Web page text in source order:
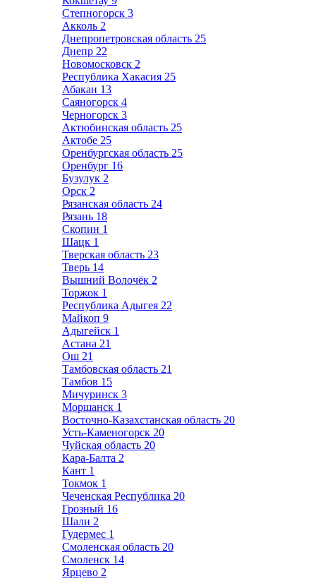
Степногорск 3
Акколь 2
Днепропетровская область 25
Днепр 22
Новомосковск 2
Республика Хакасия 25
Абакан 13
Саяногорск 4
Черногорск 3
Актюбинская область 25
Актобе 25
Оренбургская область 25
Оренбург 16
Бузулук 2
Орск 2
Рязанская область 24
Рязань 18
Скопин 1
Шацк 1
Тверская область 23
Тверь 14
Вышний Волочёк 2
Торжок 1
Республика Адыгея 22
Майкоп 9
Адыгейск 1
Астана 21
Ош 21
Тамбовская область 21
Тамбов 15
Мичуринск 3
Моршанск 1
Восточно-Казахстанская область 20
Усть-Каменогорск 20
Чуйская область 20
Кара-Балта 2
Кант 1
Токмок 1
Чеченская Республика 20
Грозный 16
Шали 2
Гудермес 1
Смоленская область 20
Смоленск 14
Ярцево 2